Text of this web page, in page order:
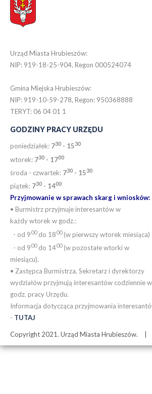
Urząd Miasta Hrubieszów:
NIP: 919-18-25-904, Regon 000524074
Gmina Miejska Hrubieszów:
NIP: 919-10-59-278, Regon: 950368888
TERYT: 06 04 01 1
GODZINY PRACY URZĘDU
poniedziałek: 730 - 1530
wtorek: 730 - 1700
środa - czwartek: 730 - 1530
piątek: 730 - 1400
Przyjmowanie w sprawach skarg i wniosków:
• Burmistrz przyjmuje interesantów w
każdy wtorek w godz.:
- od 900do 1800(w pierwszy wtorek miesiąca)
- od 900do 1400(w pozostałe wtorki w
miesiącu).
• Zastępca Burmistrza, Sekretarz i dyrektorzy
wydziałów przyjmują interesantów codziennie w
godz. pracy Urzędu.
Informacja dotycząca przyjmowania
- TUTAJ
Copyright 2021. Urząd Miasta Hrubieszów.